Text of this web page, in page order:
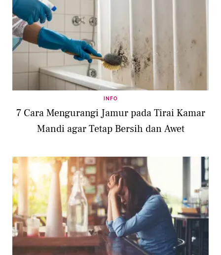
INFO
7 Cara Mengurangi Jamur pada Tirai Kamar
Mandi agar Tetap Bersih dan Awet